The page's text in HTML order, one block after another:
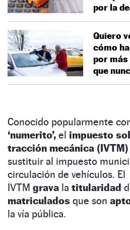
por la
Quiero
cómo
por
que
Conocido popularmente
‘numerito’, el impuesto
tracción mecánica (IVTM)
sustituir al impuesto
circulación de vehículos. El
IVTM grava la titularidad
matriculados que son
la vía pública.